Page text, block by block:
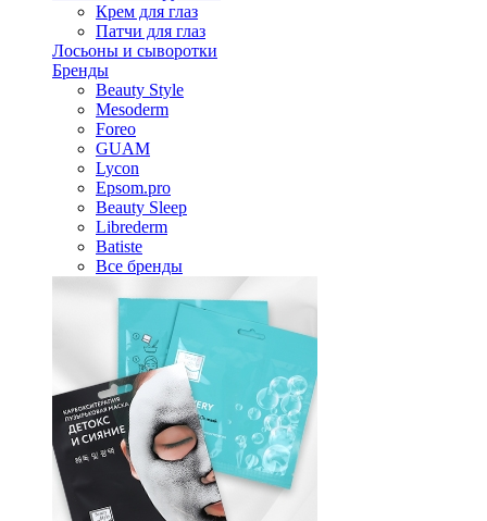
Крем для глаз
Патчи для глаз
Лосьоны и сыворотки
Бренды
Beauty Style
Mesoderm
Foreo
GUAM
Lycon
Epsom.pro
Beauty Sleep
Librederm
Batiste
Все бренды